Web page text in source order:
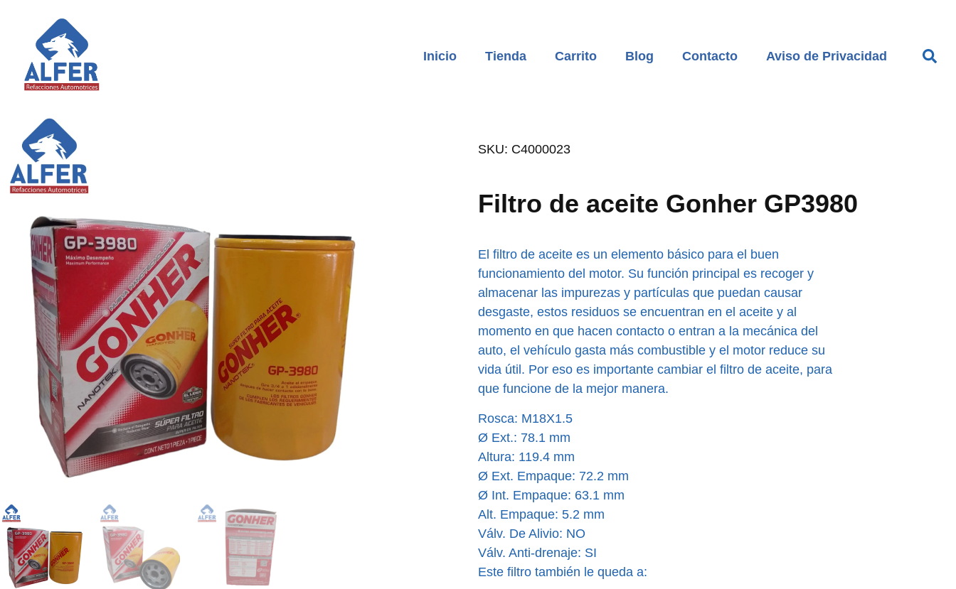
Inicio Tienda Carrito Blog Contacto Aviso de Privacidad
SKU: C4000023
Filtro de aceite Gonher GP3980
El filtro de aceite es un elemento básico para el buen
funcionamiento del motor. Su función principal es recoger y
almacenar las impurezas y partículas que puedan causar
desgaste, estos residuos se encuentran en el aceite y al
momento en que hacen contacto o entran a la mecánica del
auto, el vehículo gasta más combustible y el motor reduce su
vida útil. Por eso es importante cambiar el filtro de aceite, para
que funcione de la mejor manera.
Rosca: M18X1.5
Ø Ext.: 78.1 mm
Altura: 119.4 mm
Ø Ext. Empaque: 72.2 mm
Ø Int. Empaque: 63.1 mm
Alt. Empaque: 5.2 mm
Válv. De Alivio: NO
Válv. Anti-drenaje: SI
Este filtro también le queda a: